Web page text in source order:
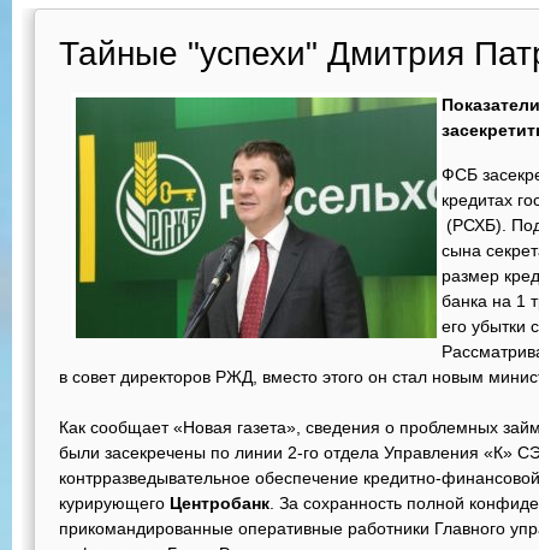
Тайные "успехи" Дмитрия
ФСБ
кредитах
(РСХБ).
сына
размер
банка на 1
его убытки
в совет директоров РЖД, вместо этого он стал новым
Как сообщает «Новая газета», сведения о проблемных
были засекречены по линии 2-го отдела Управления «К»
контрразведывательное обеспечение кредитно-
курирующего Центробанк . За сохранность полной
прикомандированные оперативные работники Главного